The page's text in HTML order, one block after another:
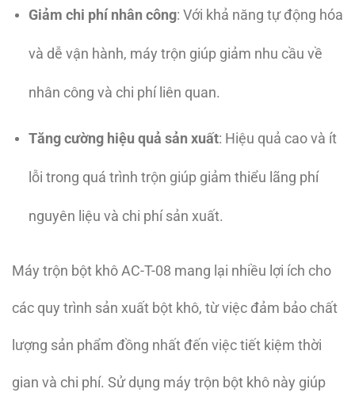
Giảm chi phí nhân công: Với khả năng tự động hóa
và dễ vận hành, máy trộn giúp giảm nhu cầu về
nhân công và chi phí liên quan.
Tăng cường hiệu quả sản xuất: Hiệu quả cao và ít
lỗi trong quá trình trộn giúp giảm thiểu lãng phí
nguyên liệu và chi phí sản xuất.
Máy trộn bột khô AC-T-08 mang lại nhiều lợi ích cho
các quy trình sản xuất bột khô, từ việc đảm bảo chất
lượng sản phẩm đồng nhất đến việc tiết kiệm thời
gian và chi phí. Sử dụng máy trộn bột khô này giúp